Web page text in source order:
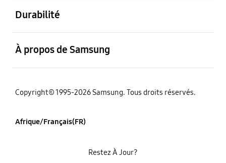
Durabilité
À propos de Samsung
Copyright© 1995-2026 Samsung. Tous droits réservés.
Afrique/Français(FR)
Restez À Jour?